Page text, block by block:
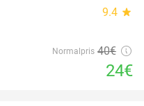
9.4 star
Normalpris 40€
24€